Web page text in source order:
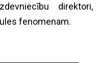
direktori,
fenomenam.